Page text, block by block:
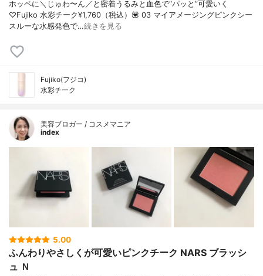
ホッペに＼じゅわ〜ん／と密着うるみと血色で“パッと”可愛いく
♡Fujiko 水彩チーク¥1,760（税込）💟 03 マイアメージングピンクシー
スルーな水感発色で…続きを見る
Fujiko(フジコ)
水彩チーク
美容ブロガー / コスメマニア
index
5.00
ふんわりやさしくが可愛いピンクチーク NARS ブラッシ
ュ Ｎ